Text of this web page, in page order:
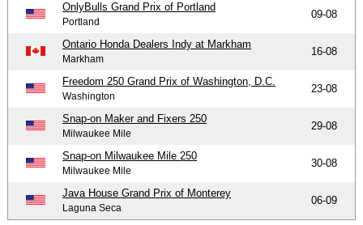
OnlyBulls Grand Prix of Portland
Portland
09-08
Ontario Honda Dealers Indy at Markham
Markham
16-08
Freedom 250 Grand Prix of Washington, D.C.
Washington
23-08
Snap-on Maker and Fixers 250
Milwaukee Mile
29-08
Snap-on Milwaukee Mile 250
Milwaukee Mile
30-08
Java House Grand Prix of Monterey
Laguna Seca
06-09